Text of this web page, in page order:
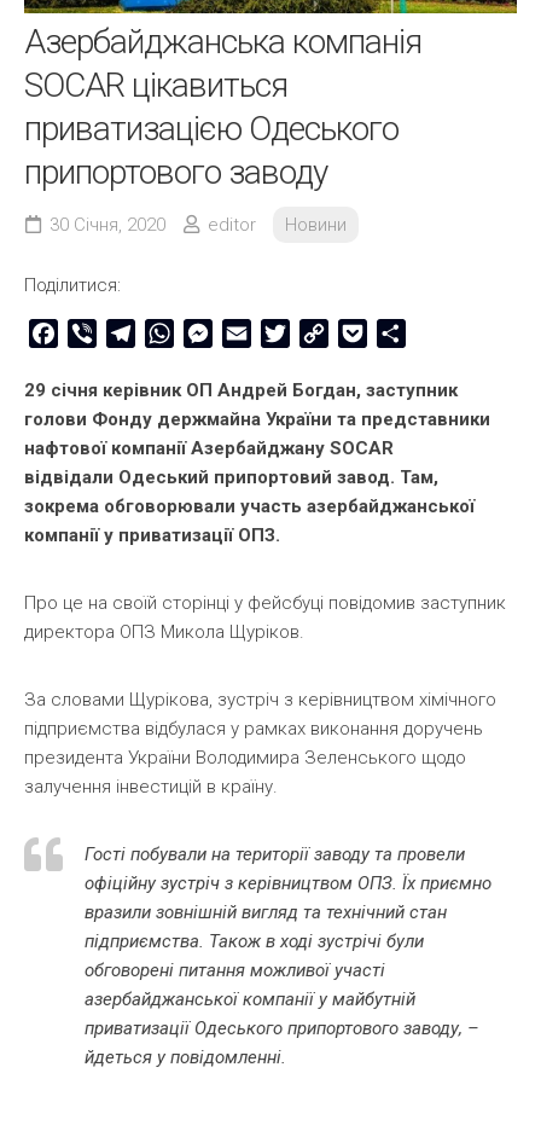
Азербайджанська компанія
SOCAR цікавиться
приватизацією Одеського
припортового заводу
30 Січня, 2020 editor Новини
Поділитися:
Facebook
Viber TelegramWhatsAppMessenger
Email TwitterCopy
Pocket
29 січня керівник ОП Андрей Богдан, заступник
голови Фонду держмайна України та представники
нафтової компанії Азербайджану SOCAR
відвідали Одеський припортовий завод. Там,
зокрема обговорювали участь азербайджанської
компанії у приватизації ОПЗ.
Про це на своїй сторінці у фейсбуці повідомив заступник
директора ОПЗ Микола Щуріков.
За словами Щурікова, зустріч з керівництвом хімічного
підприємства відбулася у рамках виконання доручень
президента України Володимира Зеленського щодо
залучення інвестицій в країну.
Гості побували на території заводу та провели
офіційну зустріч з керівництвом ОПЗ. Їх приємно
вразили зовнішній вигляд та технічний стан
підприємства. Також в ході зустрічі були
обговорені питання можливої участі
азербайджанської компанії у майбутній
приватизації Одеського припортового заводу, –
йдеться у повідомленні.